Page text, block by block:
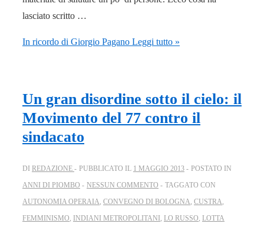
lasciato scritto …
In ricordo di Giorgio Pagano Leggi tutto »
Un gran disordine sotto il cielo: il
Movimento del 77 contro il
sindacato
DI REDAZIONE PUBBLICATO IL 1 MAGGIO 2013
POSTATO IN
ANNI DI PIOMBO
NESSUN COMMENTO
TAGGATO CON
AUTONOMIA OPERAIA, CONVEGNO DI BOLOGNA, CUSTRA,
FEMMINISMO, INDIANI METROPOLITANI , LO RUSSO, LOTTA